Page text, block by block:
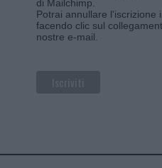
di Mailchimp
Potrai annullare l'iscrizione
facendo clic sul
nostre e-mail.